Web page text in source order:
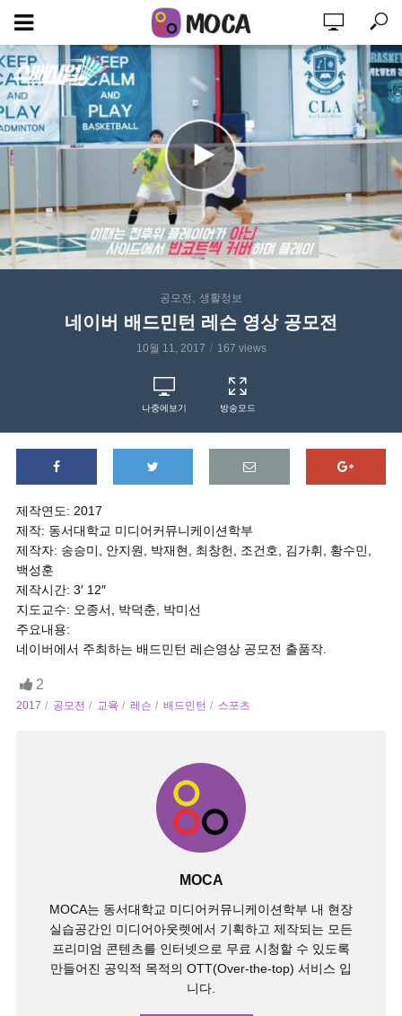
공모전 생활정보
네이버 배드민턴 레슨 영상 공모전
10월 11, 2017 167 views
나중에보기 방송모드
제작연도: 2017
제작: 동서대학교 미디어커뮤니케이션학부
제작자: 송승미, 안지원, 박재현, 최창헌, 조건호, 김가휘, 황수민,
백성훈
제작시간: 3′ 12″
지도교수: 오종서, 박덕춘, 박미선
주요내용:
네이버에서 주최하는 배드민턴 레슨영상 공모전 출품작.
2
2017 공모전 교육 레슨 배드민턴 스포츠
MOCA
MOCA는 동서대학교 미디어커뮤니케이션학부 내 현장
실습공간인 미디어아웃렛에서 기획하고 제작되는 모든
프리미엄 콘텐츠를 인터넷으로 무료 시청할 수 있도록
만들어진 공익적 목적의 OTT(Over-the-top) 서비스 입
니다.